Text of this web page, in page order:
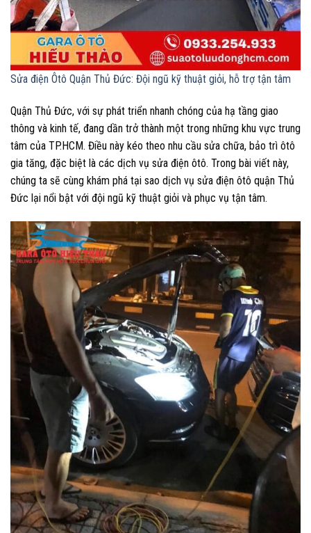
Sửa điện Ôtô Quận Thủ Đức: Đội ngũ kỹ thuật giỏi, hỗ trợ tận tâm
Quận Thủ Đức, với sự phát triển nhanh chóng của hạ tầng giao
thông và kinh tế, đang dần trở thành một trong những khu vực trung
tâm của TP.HCM. Điều này kéo theo nhu cầu sửa chữa, bảo trì ôtô
gia tăng, đặc biệt là các dịch vụ sửa điện ôtô. Trong bài viết này,
chúng ta sẽ cùng khám phá tại sao dịch vụ sửa điện ôtô quận Thủ
Đức lại nổi bật với đội ngũ kỹ thuật giỏi và phục vụ tận tâm.